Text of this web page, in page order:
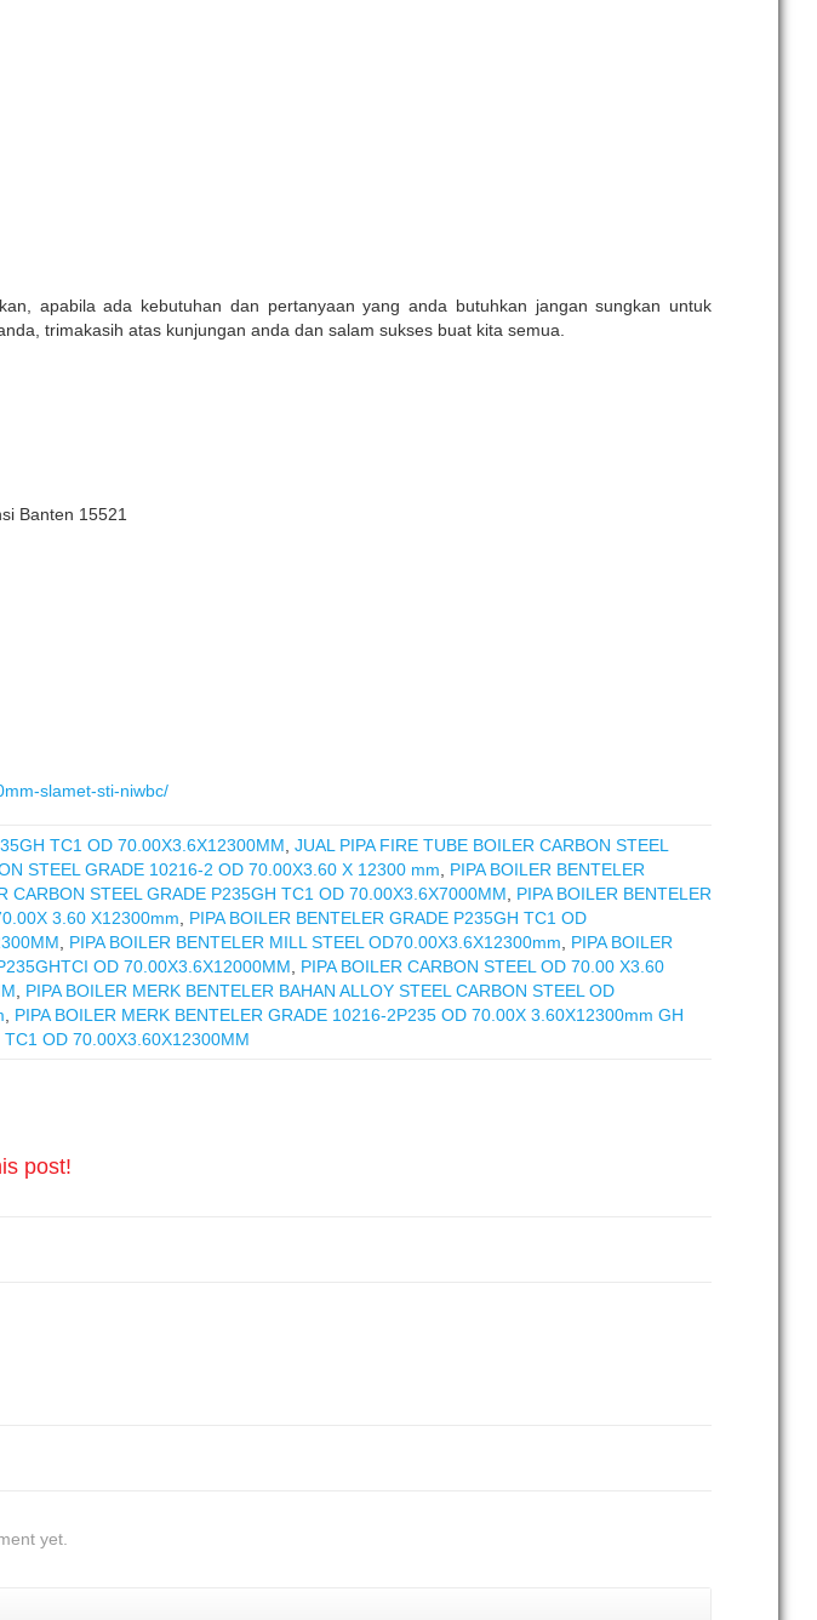
apabila ada kebutuhan dan pertanyaan yang anda butuhkan jangan sungkan untuk
trimakasih atas kunjungan anda dan salam sukses buat kita semua.
Banten 15521
slamet-sti-niwbc/
TC1 OD 70.00X3.6X12300MM JUAL PIPA FIRE TUBE BOILER CARBON STEEL
STEEL GRADE 10216-2 OD 70.00X3.60 X 12300 mm
PIPA BOILER BENTELER
CARBON STEEL GRADE P235GH TC1 OD 70.00X3.6X7000MM
PIPA BOILER BENTELER
3.60 X12300mm
PIPA BOILER BENTELER GRADE P235GH TC1 OD
PIPA BOILER BENTELER MILL STEEL OD70.00X3.6X12300mm
PIPA BOILER
OD 70.00X3.6X12000MM
PIPA BOILER CARBON STEEL OD 70.00 X3.60
PIPA BOILER MERK BENTELER BAHAN ALLOY STEEL CARBON STEEL OD
PIPA BOILER MERK BENTELER GRADE 10216-2P235 OD 70.00X 3.60X12300mm GH
TC1 OD 70.00X3.60X12300MM
post!
yet.